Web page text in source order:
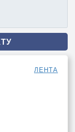
ЛЕНТА